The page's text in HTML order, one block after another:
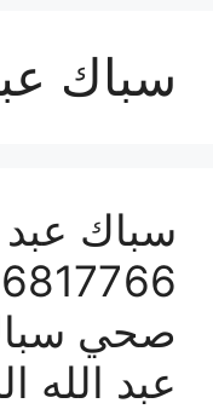
سباك
سباك عبد
صحي
عبد الله